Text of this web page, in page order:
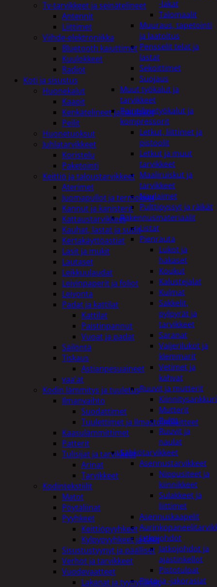
-lakat
Talomaalit
Muuraus, tapetointi
ja laatoitus
Pensselit telat ja
lastat
Sekoittimet
Suojaus
Muut työkalut ja
tarvikkeet
Paineilmatyökalut ja
kompressorit
Letkut, liittimet ja
pistoolit
Letkut ja muut
tarvikkeet
Maaliruiskut ja
tarvikkeet
Naulaimet
Pulttipyssyt ja räikät
Rakennusmateriaalit
Listat
Pienrauta
Lukot ja
hakaset
Koukut
Kalustejalat
Kulmat
Sakkelit,
pylpyrät ja
tarvikkeet
Saranat
Vaijerilukot ja
klemmarit
Vetimet ja
kahvat
Ruuvit ja mutterit
Mutterit
Pultit
Ruuvit ja
naulat
Sähkötarvikkeet
Asennustarvikkeet
Nippusiteet ja
kiinnikkeet
Sulakkeet ja
liittimet
Asennuskaapelit
Jatkojohdot
Jatkojohdot ja
ajastinkellot
Pistotulpat
Pisto ja -jakorasiat
Tv-tarvikkeet ja seinätelineet
Antennit
Liittimet
Viihde-elektroniikka
Bluetooth kaiuttimet
Kuulokkeet
Radiot
Koti ja sisustus
Huonekalut
Kaapit
Kenkätelineet ja naulakot
Peilit
Huonetuoksut
Juhlatarvikkeet
Koristelu
Paketointi
Keittiö ja taloustarvikkeet
Aterimet
Juomapullot ja termokset
Kannut ja kanisterit
Kattaustarvikkeet
Kauhat, lastat ja sudit
Kertakäyttöastiat
Lasit ja mukit
Lautaset
Leikkuulaudat
Leivinpaperit ja foliot
Leivonta
Padat ja kattilat
Kattilat
Paistinpannut
Vuoat ja padat
Säilöntä
Tiskaus
Astianpesuaineet
vaa'at
Kodin lämmitys ja tuuletus
Ilmanvaihto
Suodattimet
Tuulettimet ja Ilmastointilaitteet
Kaasulämmittimet
Patterit
Tulisijat ja tarvikkeet
Arinat
Tarvikkeet
Kodintekstiilit
Matot
Pöytäliinat
Pyyhkeet
Keittiöpyyhkeet
Kylpypyyhkeet ja takit
Sisustustyynyt ja päälliset
Verhot ja tarvikkeet
Vuodevaatteet
Lakanat ja tyynynlinat